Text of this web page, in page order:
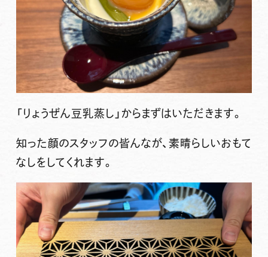
「りょうぜん豆乳蒸し」からまずはいただきます。
知った顔のスタッフの皆んなが、素晴らしいおもて
なしをしてくれます。